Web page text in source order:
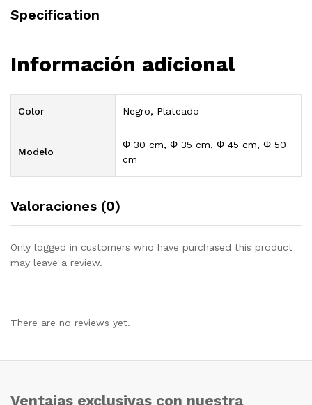
Specification
Información adicional
Color Negro, Plateado
Modelo
Φ 30 cm, Φ 35 cm, Φ 45 cm, Φ 50
cm
Valoraciones (0)
Only logged in customers who have purchased this product
may leave a review.
There are no reviews yet.
Ventajas exclusivas con nuestra